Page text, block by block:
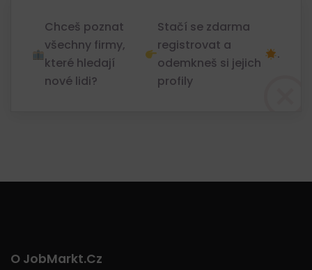
Chceš poznat
všechny firmy,
které hledají
nové lidi?
Stačí se zdarma
registrovat a
odemkneš si jejich
profily
.
O JobMarkt.cz